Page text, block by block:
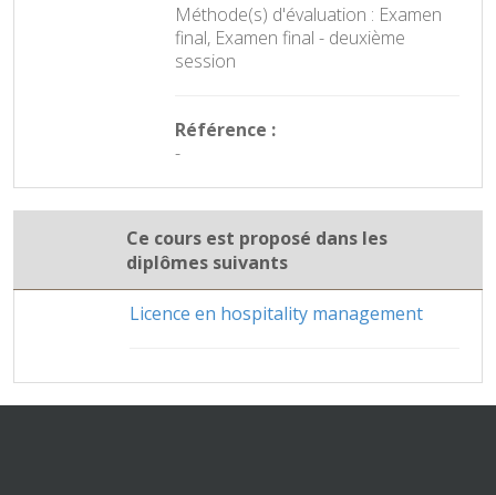
Méthode(s) d'évaluation : Examen
final, Examen final - deuxième
session
Référence :
-
Ce cours est proposé dans les
diplômes suivants
Licence en hospitality management